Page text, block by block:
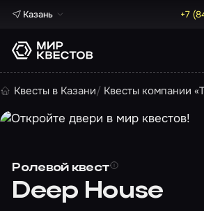
Казань +7
Квесты в Казани Квесты компании
Ролевой квест
Deep House